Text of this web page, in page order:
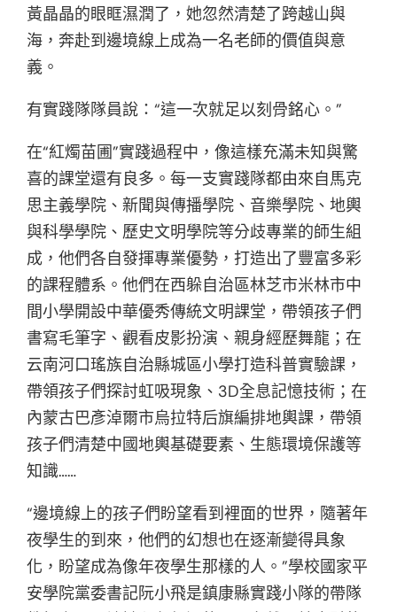
黃晶晶的眼眶濕潤了，她忽然清楚了跨越山與
海，奔赴到邊境線上成為一名老師的價值與意
義。
有實踐隊隊員說：“這一次就足以刻骨銘心。”
在“紅燭苗圃”實踐過程中，像這樣充滿未知與驚
喜的課堂還有良多。每一支實踐隊都由來自馬克
思主義學院、新聞與傳播學院、音樂學院、地輿
與科學學院、歷史文明學院等分歧專業的師生組
成，他們各自發揮專業優勢，打造出了豐富多彩
的課程體系。他們在西躲自治區林芝市米林市中
間小學開設中華優秀傳統文明課堂，帶領孩子們
書寫毛筆字、觀看皮影扮演、親身經歷舞龍；在
云南河口瑤族自治縣城區小學打造科普實驗課，
帶領孩子們探討虹吸現象、3D全息記憶技術；在
內蒙古巴彥淖爾市烏拉特后旗編排地輿課，帶領
孩子們清楚中國地輿基礎要素、生態環境保護等
知識……
“邊境線上的孩子們盼望看到裡面的世界，隨著年
夜學生的到來，他們的幻想也在逐漸變得具象
化，盼望成為像年夜學生那樣的人。”學校國家平
安學院黨委書記阮小飛是鎮康縣實踐小隊的帶隊